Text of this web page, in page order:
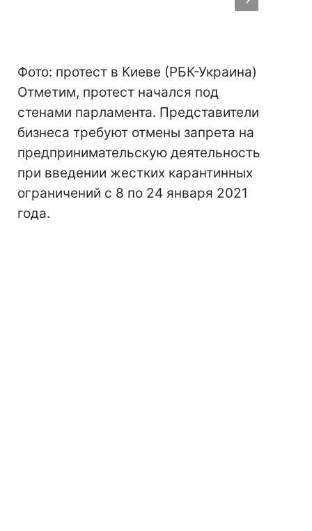
Фото: протест в Киеве (РБК-Украина)
Отметим, протест начался под
стенами парламента. Представители
бизнеса требуют отмены запрета на
предпринимательскую деятельность
при введении жестких карантинных
ограничений с 8 по 24 января 2021
года.